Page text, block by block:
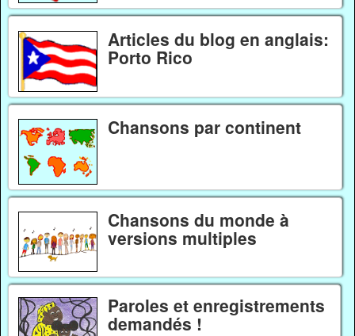
Articles du blog en anglais:
Porto Rico
Chansons par continent
Chansons du monde à
versions multiples
Paroles et enregistrements
demandés !